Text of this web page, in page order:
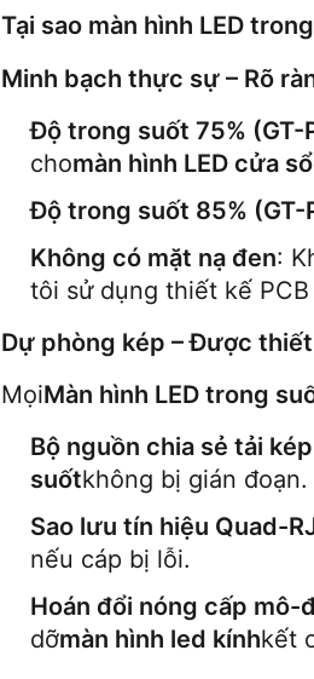
Tại sao màn hình LED
Minh bạch thực sự – Rõ
Độ trong suốt 75% (GT-
chomàn hình LED cửa
Độ trong suốt 85% (GT-
Không có mặt nạ đen:
tôi sử dụng thiết kế
Dự phòng kép – Được
MọiMàn hình LED trong
Bộ nguồn chia sẻ tải kép
suốtkhông bị gián đoạn.
Sao lưu tín hiệu Quad-
nếu cáp bị lỗi.
Hoán đổi nóng cấp mô-
dỡmàn hình led kínhkết